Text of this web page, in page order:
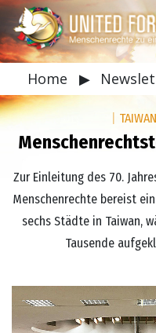
Home ▶
TAIWAN
Zur Einleitung des 70.
Menschenrechte bereist
sechs Städte in Taiwan,
Tausende